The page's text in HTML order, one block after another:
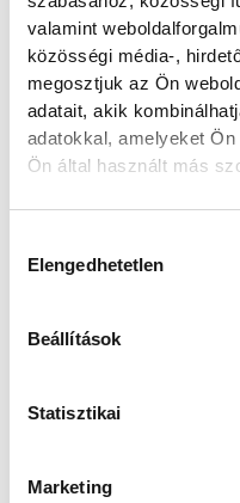
valamint
közösségi média-,
megosztjuk az Ön
adatait, akik
adatokkal, amelyeket
Ön által használt más
Elengedhetetlen
Beállítások
Statisztikai
Marketing